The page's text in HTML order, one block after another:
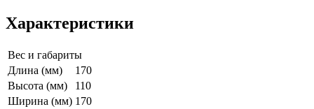
Характеристики
Вес и габариты
Длина (мм)
170
Высота (мм)
110
Ширина (мм) 170